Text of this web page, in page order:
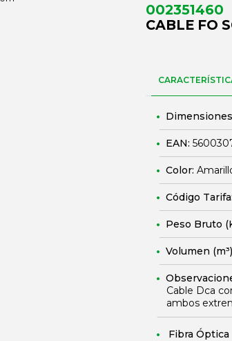
002351460
CABLE FO
EAN:
Color:
Código Tarifa:
Peso Bruto
Volumen
Cable Dca
ambos
Fibra Óptica